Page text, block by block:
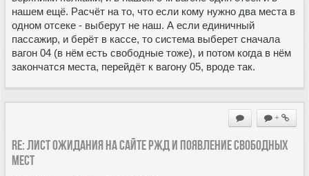
нашем ещё. Расчёт на то, что если кому нужно два места в
одном отсеке - выберут не наш. А если единичный
пассажир, и берёт в кассе, то система выберет сначала
вагон 04 (в нём есть свободные тоже), и потом когда в нём
закончатся места, перейдёт к вагону 05, вроде так.
+
Re: Лист ожидания на сайте РЖД и появление свободных
мест